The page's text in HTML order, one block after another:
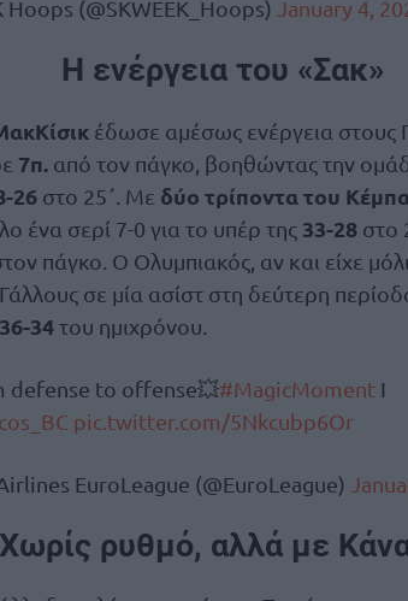
Hoops (@SKWEEK_Hoops) January 4,
Η ενέργεια του «Σακ»
έδωσε αμέσως ενέργεια στους
7π. από τον πάγκο, βοηθώντας την
26 στο 25΄. Με δύο τρίποντα του
ένα σερί 7-0 για το υπέρ της 33-28 στο
πάγκο. Ο Ολυμπιακός, αν και είχε
σε μία ασίστ στη δεύτερη
36-34του ημιχρόνου.
defense to offense💥#MagicMoment I
pic.twitter.com/5Nkcubp6Or
EuroLeague (@EuroLeague)
Χωρίς ρυθμό, αλλά με